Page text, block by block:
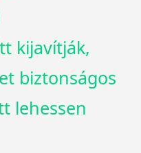
kijavítják,
biztonságos
lehessen